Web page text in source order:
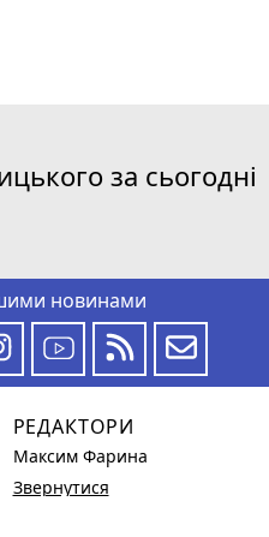
за сьогодні
новинами
РЕДАКТОРИ
Максим Фарина
Звернутися